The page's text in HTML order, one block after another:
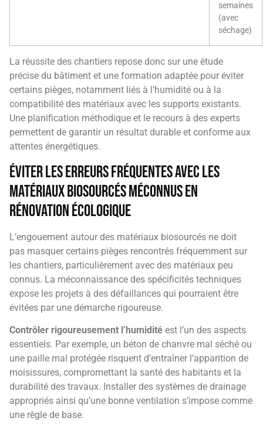
semaines
(avec
séchage)
La réussite des chantiers repose donc sur une étude
précise du bâtiment et une formation adaptée pour éviter
certains pièges, notamment liés à l’humidité ou à la
compatibilité des matériaux avec les supports existants.
Une planification méthodique et le recours à des experts
permettent de garantir un résultat durable et conforme aux
attentes énergétiques.
Éviter les erreurs fréquentes avec les
matériaux biosourcés méconnus en
rénovation écologique
L’engouement autour des matériaux biosourcés ne doit
pas masquer certains pièges rencontrés fréquemment sur
les chantiers, particulièrement avec des matériaux peu
connus. La méconnaissance des spécificités techniques
expose les projets à des défaillances qui pourraient être
évitées par une démarche rigoureuse.
Contrôler rigoureusement l’humidité est l’un des aspects
essentiels. Par exemple, un béton de chanvre mal séché ou
une paille mal protégée risquent d’entraîner l’apparition de
moisissures, compromettant la santé des habitants et la
durabilité des travaux. Installer des systèmes de drainage
appropriés ainsi qu’une bonne ventilation s’impose comme
une règle de base.